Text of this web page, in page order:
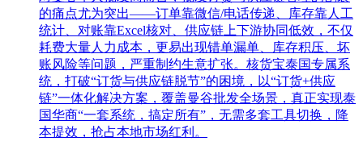
的痛点尤为突出——订单靠微信/电话传递、库存靠人工
统计、对账靠Excel核对、供应链上下游协同低效，不仅
耗费大量人力成本，更易出现错单漏单、库存积压、坏
账风险等问题，严重制约生意扩张。核货宝泰国专属系
统，打破“订货与供应链脱节”的困境，以“订货+供应
链”一体化解决方案，覆盖曼谷批发全场景，真正实现泰
国华商“一套系统，搞定所有”，无需多套工具切换，降
本提效，抢占本地市场红利。